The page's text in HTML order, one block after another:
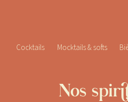
Cocktails Mocktails & softs
Nos